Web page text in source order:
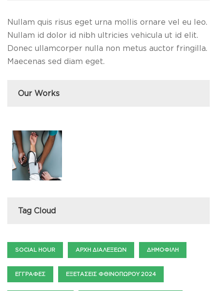
Nullam quis risus eget urna mollis ornare vel eu leo.
Nullam id dolor id nibh ultricies vehicula ut id elit.
Donec ullamcorper nulla non metus auctor fringilla.
Maecenas sed diam eget.
Our Works
Tag Cloud
SOCIAL HOUR ΑΡΧΉ ΔΙΑΛΈΞΕΩΝ ΔΗΜΟΦΙΛΉ
ΕΓΓΡΑΦΈΣ ΕΞΕΤΆΣΕΙΣ ΦΘΙΝΟΠΏΡΟΥ 2024